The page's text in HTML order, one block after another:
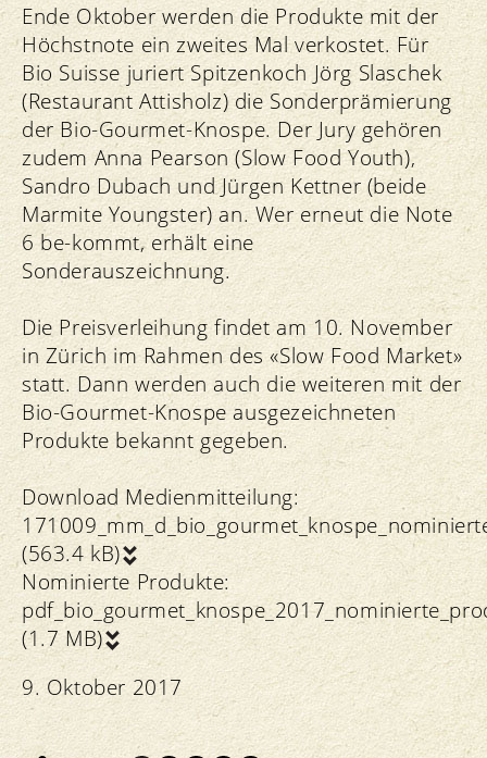
Ende Oktober werden die Produkte mit der
Höchstnote ein zweites Mal verkostet. Für
Bio Suisse juriert Spitzenkoch Jörg Slaschek
(Restaurant Attisholz) die Sonderprämierung
der Bio-Gourmet-Knospe. Der Jury gehören
zudem Anna Pearson (Slow Food Youth),
Sandro Dubach und Jürgen Kettner (beide
Marmite Youngster) an. Wer erneut die Note
6 be-kommt, erhält eine
Sonderauszeichnung.
Die Preisverleihung findet am 10. November
in Zürich im Rahmen des «Slow Food Market»
statt. Dann werden auch die weiteren mit der
Bio-Gourmet-Knospe ausgezeichneten
Produkte bekannt gegeben.
Download Medienmitteilung:
(563.4 kB)
Nominierte Produkte:
(1.7 MB)
9. Oktober 2017